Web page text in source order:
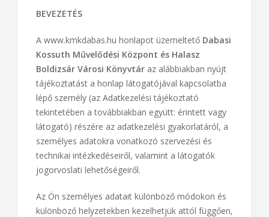
BEVEZETÉS
A www.kmkdabas.hu honlapot üzemeltető Dabasi
Kossuth Művelődési Központ és Halasz
Boldizsár Városi Könyvtár az alábbiakban nyújt
tájékoztatást a honlap látogatójával kapcsolatba
lépő személy (az Adatkezelési tájékoztató
tekintetében a továbbiakban együtt: érintett vagy
látogató) részére az adatkezelési gyakorlatáról, a
személyes adatokra vonatkozó szervezési és
technikai intézkedéseiről, valamint a látogatók
jogorvoslati lehetőségeiről.
Az Ön személyes adatait különböző módokon és
különböző helyzetekben kezelhetjük attól függően,